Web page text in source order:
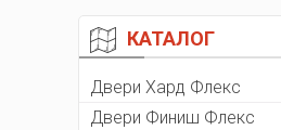
КАТАЛОГ
Двери Хард Флекс
Двери Финиш Флекс